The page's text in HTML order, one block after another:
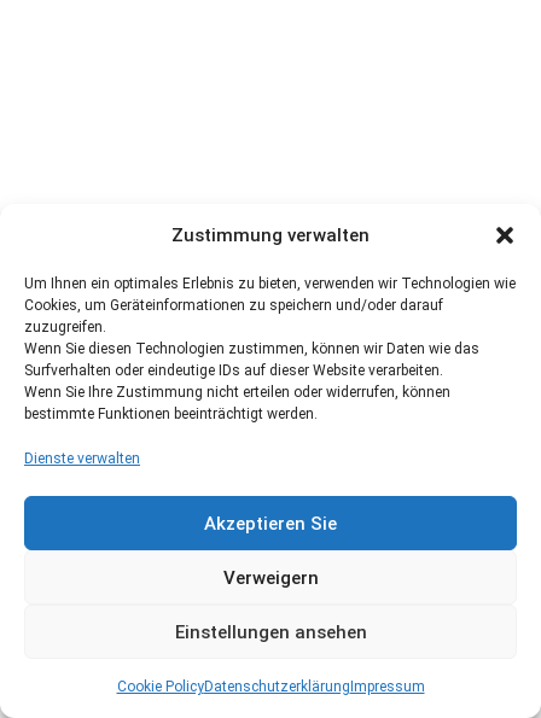
Zustimmung verwalten
Um Ihnen ein optimales Erlebnis zu bieten, verwenden wir Technologien wie
Cookies, um Geräteinformationen zu speichern und/oder darauf
zuzugreifen.
Wenn Sie diesen Technologien zustimmen, können wir Daten wie das
Surfverhalten oder eindeutige IDs auf dieser Website verarbeiten.
Wenn Sie Ihre Zustimmung nicht erteilen oder widerrufen, können
bestimmte Funktionen beeinträchtigt werden.
Dienste verwalten
Akzeptieren Sie
Verweigern
Einstellungen ansehen
Cookie PolicyDatenschutzerklärung Impressum